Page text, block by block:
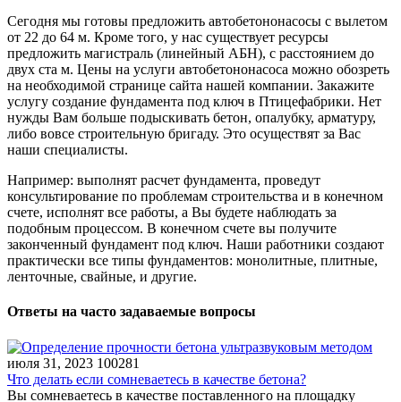
Сегодня мы готовы предложить автобетононасосы с вылетом
от 22 до 64 м. Кроме того, у нас существует ресурсы
предложить магистраль (линейный АБН), с расстоянием до
двух ста м. Цены на услуги автобетононасоса можно обозреть
на необходимой странице сайта нашей компании. Закажите
услугу создание фундамента под ключ в Птицефабрики. Нет
нужды Вам больше подыскивать бетон, опалубку, арматуру,
либо вовсе строительную бригаду. Это осуществят за Вас
наши специалисты.
Например: выполнят расчет фундамента, проведут
консультирование по проблемам строительства и в конечном
счете, исполнят все работы, а Вы будете наблюдать за
подобным процессом. В конечном счете вы получите
законченный фундамент под ключ. Наши работники создают
практически все типы фундаментов: монолитные, плитные,
ленточные, свайные, и другие.
Ответы на часто задаваемые вопросы
июля 31, 2023 100281
Что делать если сомневаетесь в качестве бетона?
Вы сомневаетесь в качестве поставленного на площадку